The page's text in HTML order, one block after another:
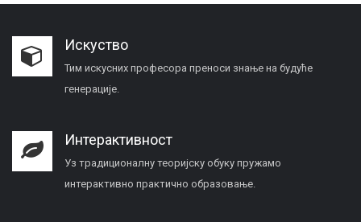
Искуство
Тим искусних професора преноси знање на будуће
генерације.
Интерактивност
Уз традиционалну теоријску обуку пружамо
интерактивно практично образовање.